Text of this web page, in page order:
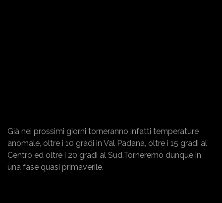
Già nei prossimi giorni torneranno infatti temperature
anomale, oltre i 10 gradi in Val Padana, oltre i 15 gradi al
Centro ed oltre i 20 gradi al Sud.Torneremo dunque in
una fase quasi primaverile.